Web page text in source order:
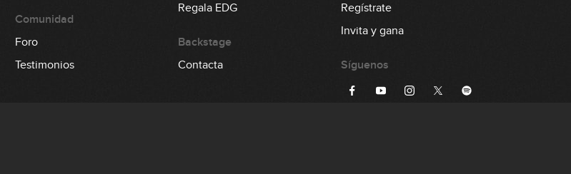
Comunidad
Foro
Testimonios
Regala EDG
Backstage
Contacta
Regístrate
Invita y gana
Síguenos